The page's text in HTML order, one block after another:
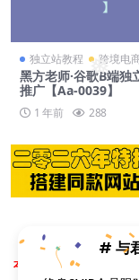
❅
独立站教程 跨境电
黑方老师·谷歌B端独
推广【Aa-0039】
1 年前 288
Copyright
本站支持课程资源互换，
# 与